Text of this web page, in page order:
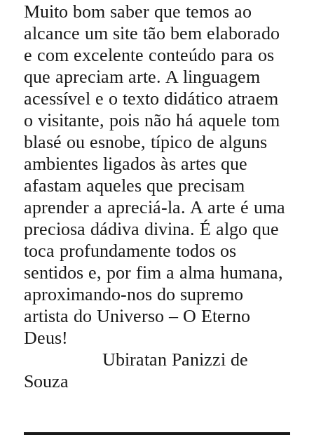
Muito bom saber que temos ao
alcance um site tão bem elaborado
e com excelente conteúdo para os
que apreciam arte. A linguagem
acessível e o texto didático atraem
o visitante, pois não há aquele tom
blasé ou esnobe, típico de alguns
ambientes ligados às artes que
afastam aqueles que precisam
aprender a apreciá-la. A arte é uma
preciosa dádiva divina. É algo que
toca profundamente todos os
sentidos e, por fim a alma humana,
aproximando-nos do supremo
artista do Universo – O Eterno
Deus!
Ubiratan Panizzi de
Souza